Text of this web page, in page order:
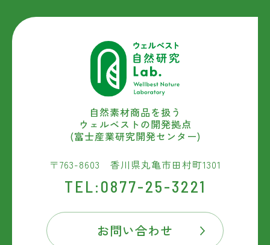
自然素材商品を扱う
ウェルベストの開発拠点
(富士産業研究開発センター)
〒763-8603 香川県丸亀市田村町1301
TEL:0877-25-3221
お問い合わせ